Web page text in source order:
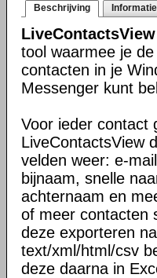
Beschrijving Informatie
LiveContactsView
tool waarmee je
contacten in je
Messenger kunt
Voor ieder contact
LiveContactsView
velden weer: e-
bijnaam, snelle
achternaam en
of meer contacten
deze exporteren
text/xml/html/csv
deze daarna in